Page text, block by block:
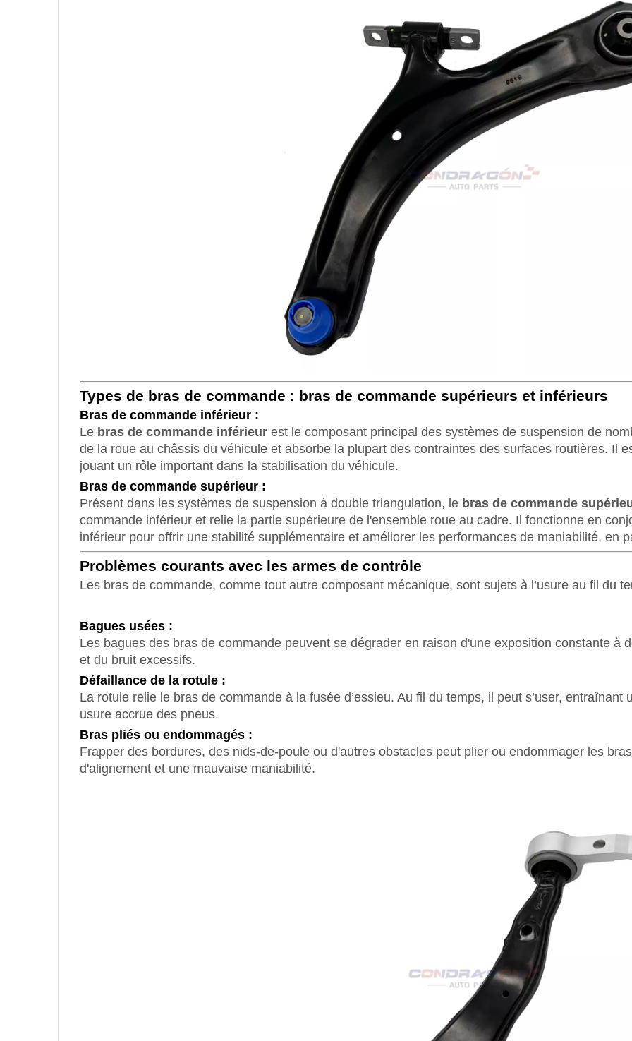
Types de bras de commande : bras de commande supérieurs et inférieurs
Bras de commande inférieur :
Le bras de commande inférieur est le composant principal des systèmes de suspension de
de la roue au châssis du véhicule et absorbe la plupart des contraintes des surfaces routières. Il
jouant un rôle important dans la stabilisation du véhicule.
Bras de commande supérieur :
Présent dans les systèmes de suspension à double triangulation, le bras de commande
commande inférieur et relie la partie supérieure de l'ensemble roue au cadre. Il fonctionne en
inférieur pour offrir une stabilité supplémentaire et améliorer les performances de maniabilité, en
Problèmes courants avec les armes de contrôle
Les bras de commande, comme tout autre composant mécanique, sont sujets à l’usure au fil du
Bagues usées :
Les bagues des bras de commande peuvent se dégrader en raison d'une exposition constante à
et du bruit excessifs.
Défaillance de la rotule :
La rotule relie le bras de commande à la fusée d’essieu. Au fil du temps, il peut s’user,
usure accrue des pneus.
Bras pliés ou endommagés :
Frapper des bordures, des nids-de-poule ou d'autres obstacles peut plier ou endommager les
d'alignement et une mauvaise maniabilité.